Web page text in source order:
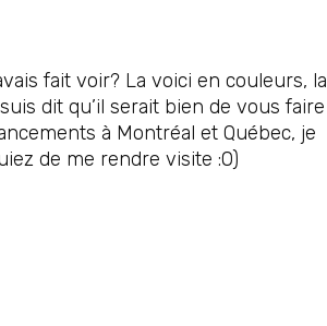
fait voir? La voici en couleurs, la
dit qu’il serait bien de vous faire
à Montréal et Québec, je
de me rendre visite :0)